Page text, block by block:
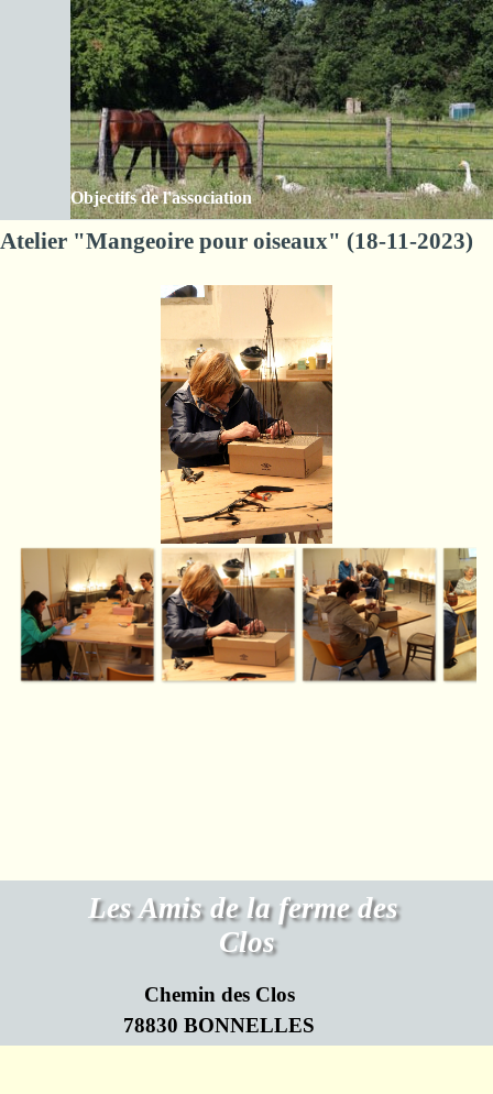
Aller au contenu
Les Amis de la ferme des Clos
Sauter le menu
Objectifs de l'association
Atelier "Mangeoire pour oiseaux" (18-11-2023)
Les Amis de la ferme des
Clos
Chemin des Clos
78830 BONNELLES